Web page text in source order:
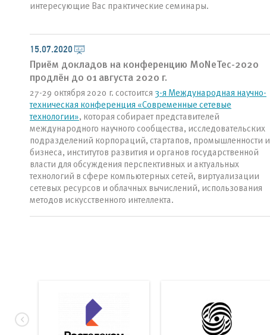
интересующие Вас практические семинары.
15.07.2020
Приём докладов на конференцию MoNeTec-2020
продлён до 01 августа 2020 г.
27-29 октября 2020 г. состоится 3-я Международная научно-
техническая конференция «Современные сетевые
технологии», которая собирает представителей
международного научного сообщества, исследовательских
подразделений корпораций, стартапов, промышленности и
бизнеса, институтов развития и органов государственной
власти для обсуждения перспективных и актуальных
технологий в сфере компьютерных сетей, виртуализации
сетевых ресурсов и облачных вычислений, использования
методов искусственного интеллекта.